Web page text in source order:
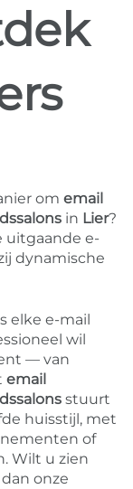
om email
in Lier?
uitgaande e-
dynamische
elke e-mail
wil
— van
email
stuurt
huisstijl, met
of
Wilt u zien
onze